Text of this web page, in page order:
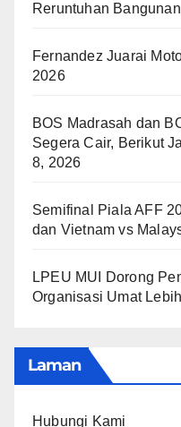
Reruntuhan Bangunan
Fernandez Juarai
2026
BOS Madrasah dan
Segera Cair, Berikut
8, 2026
Semifinal Piala AFF
dan Vietnam vs
LPEU MUI Dorong
Organisasi Umat
Laman
Hubungi Kami